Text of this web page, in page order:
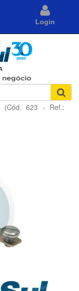
Login
(Cód. 623 - Ref.: